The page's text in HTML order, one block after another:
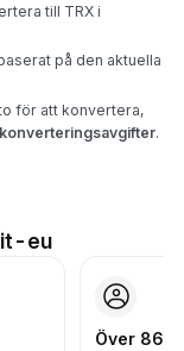
till TRX i
på den aktuella
för att konvertera,
.
eu
Över 86